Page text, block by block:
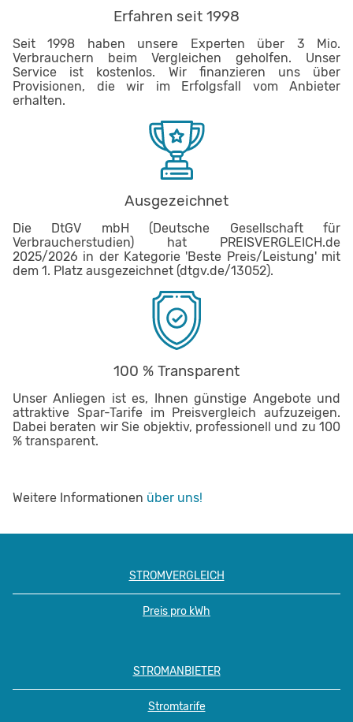
Erfahren seit 1998
Seit 1998 haben unsere Experten über 3 Mio.
Verbrauchern beim Vergleichen geholfen. Unser
Service ist kostenlos. Wir finanzieren uns über
Provisionen, die wir im Erfolgsfall vom Anbieter
erhalten.
Ausgezeichnet
Die DtGV mbH (Deutsche Gesellschaft für
Verbraucherstudien) hat PREISVERGLEICH.de
2025/2026 in der Kategorie 'Beste Preis/Leistung' mit
dem 1. Platz ausgezeichnet (dtgv.de/13052).
100 % Transparent
Unser Anliegen ist es, Ihnen günstige Angebote und
attraktive Spar-Tarife im Preisvergleich aufzuzeigen.
Dabei beraten wir Sie objektiv, professionell und zu 100
% transparent.
Weitere Informationen über uns!
STROMVERGLEICH
Preis pro kWh
STROMANBIETER
Stromtarife